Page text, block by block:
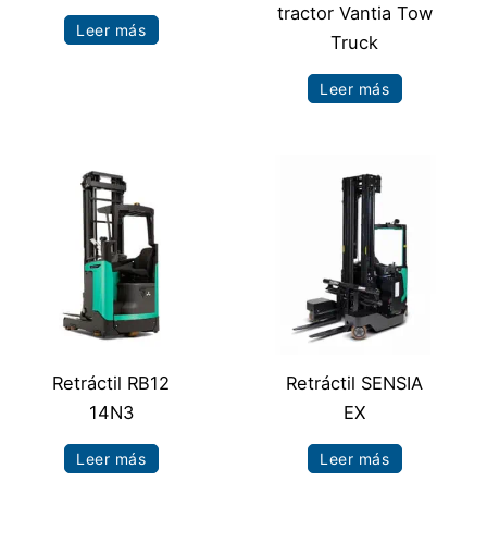
Leer más
tractor Vantia Tow
Truck
Leer más
Retráctil RB12
14N3
Leer más
Retráctil SENSIA
EX
Leer más